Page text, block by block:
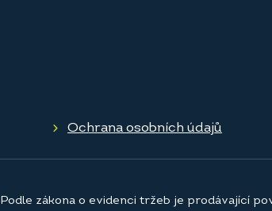
Ochrana osobních údajů
Podle zákona o evidenci tržeb je prodávající